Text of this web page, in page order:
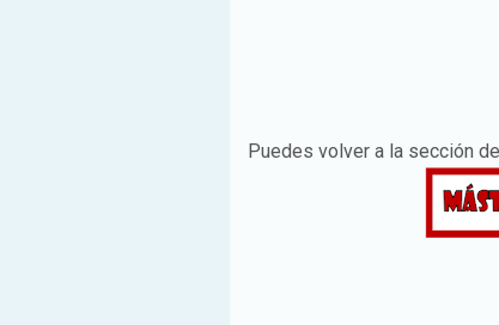
Puedes volver a la sección de